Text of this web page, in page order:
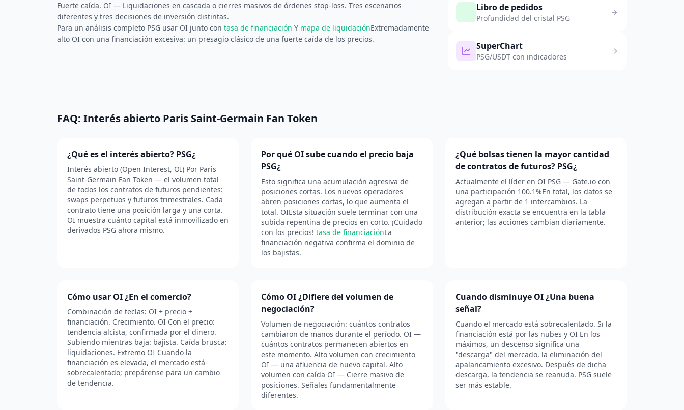
Fuerte caída. OI — Liquidaciones en cascada o cierres masivos de órdenes stop-loss. Tres escenarios
diferentes y tres decisiones de inversión distintas.
Para un análisis completo PSG usar OI junto con tasa de financiación Y mapa de liquidaciónExtremadamente
alto OI con una financiación excesiva: un presagio clásico de una fuerte caída de los precios.
Libro de pedidos
Profundidad del cristal PSG
SuperChart
PSG/USDT con indicadores
FAQ: Interés abierto Paris Saint-Germain Fan Token
¿Qué es el interés abierto? PSG¿
Interés abierto (Open Interest, OI) Por Paris
Saint-Germain Fan Token — el volumen total
de todos los contratos de futuros pendientes:
swaps perpetuos y futuros trimestrales. Cada
contrato tiene una posición larga y una corta.
OI muestra cuánto capital está inmovilizado en
derivados PSG ahora mismo.
Por qué OI sube cuando el precio baja
PSG¿
Esto significa una acumulación agresiva de
posiciones cortas. Los nuevos operadores
abren posiciones cortas, lo que aumenta el
total. OIEsta situación suele terminar con una
subida repentina de precios en corto. ¡Cuidado
con los precios!tasa de financiaciónLa
financiación negativa confirma el dominio de
los bajistas.
¿Qué bolsas tienen la mayor cantidad
de contratos de futuros? PSG¿
Actualmente el líder en OI PSG — Gate.io con
una participación 100.1%En total, los datos se
agregan a partir de 1 intercambios. La
distribución exacta se encuentra en la tabla
anterior; las acciones cambian diariamente.
Cómo usar OI ¿En el comercio?
Combinación de teclas: OI + precio +
financiación. Crecimiento. OI Con el precio:
tendencia alcista, confirmada por el dinero.
Subiendo mientras baja: bajista. Caída brusca:
liquidaciones. Extremo OI Cuando la
financiación es elevada, el mercado está
sobrecalentado; prepárense para un cambio
de tendencia.
Cómo OI ¿Difiere del volumen de
negociación?
Volumen de negociación: cuántos contratos
cambiaron de manos durante el período. OI —
cuántos contratos permanecen abiertos en
este momento. Alto volumen con crecimiento
OI — una afluencia de nuevo capital. Alto
volumen con caída OI — Cierre masivo de
posiciones. Señales fundamentalmente
diferentes.
Cuando disminuye OI ¿Una buena
señal?
Cuando el mercado está sobrecalentado. Si la
financiación está por las nubes y OI En los
máximos, un descenso significa una
"descarga" del mercado, la eliminación del
apalancamiento excesivo. Después de dicha
descarga, la tendencia se reanuda. PSG suele
ser más estable.